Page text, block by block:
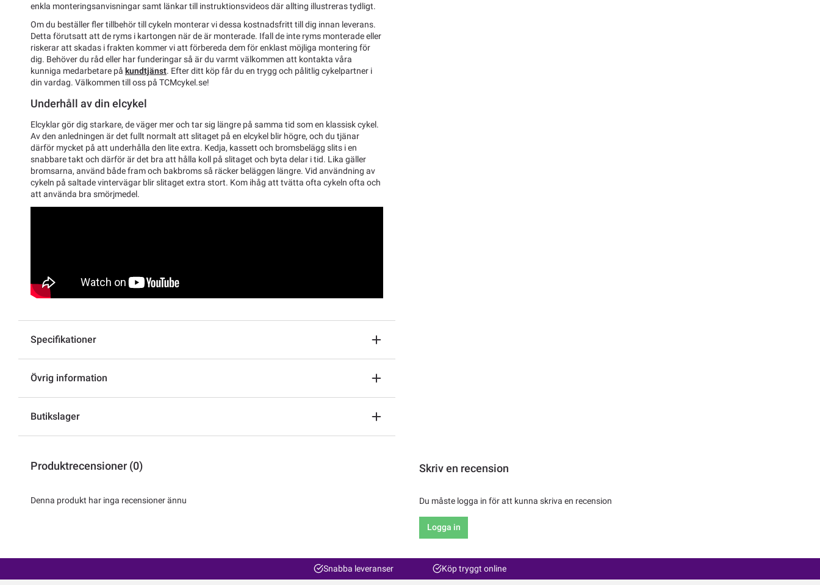
enkla monteringsanvisningar samt länkar till instruktionsvideos där allting illustreras tydligt.
Om du beställer fler tillbehör till cykeln monterar vi dessa kostnadsfritt till dig innan leverans.
Detta förutsatt att de ryms i kartongen när de är monterade. Ifall de inte ryms monterade eller
riskerar att skadas i frakten kommer vi att förbereda dem för enklast möjliga montering för
dig. Behöver du råd eller har funderingar så är du varmt välkommen att kontakta våra
kunniga medarbetare på kundtjänst. Efter ditt köp får du en trygg och pålitlig cykelpartner i
din vardag. Välkommen till oss på TCMcykel.se!
Underhåll av din elcykel
Elcyklar gör dig starkare, de väger mer och tar sig längre på samma tid som en klassisk cykel.
Av den anledningen är det fullt normalt att slitaget på en elcykel blir högre, och du tjänar
därför mycket på att underhålla den lite extra. Kedja, kassett och bromsbelägg slits i en
snabbare takt och därför är det bra att hålla koll på slitaget och byta delar i tid. Lika gäller
bromsarna, använd både fram och bakbroms så räcker beläggen längre. Vid användning av
cykeln på saltade vintervägar blir slitaget extra stort. Kom ihåg att tvätta ofta cykeln ofta och
att använda bra smörjmedel.
Specifikationer
Övrig information
Butikslager
Produktrecensioner (0)
Denna produkt har inga recensioner ännu
Skriv en recension
Du måste logga in för att kunna skriva en recension
Logga in
Snabba leveranser Köp tryggt online